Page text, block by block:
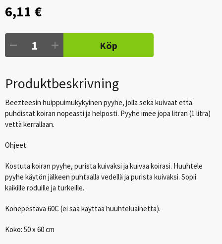
6,11 €
Köp
Produktbeskrivning
Beezteesin huippuimukykyinen pyyhe, jolla sekä kuivaat että
puhdistat koiran nopeasti ja helposti. Pyyhe imee jopa litran (1 litra)
vettä kerrallaan.
Ohjeet:
Kostuta koiran pyyhe, purista kuivaksi ja kuivaa koirasi. Huuhtele
pyyhe käytön jälkeen puhtaalla vedellä ja purista kuivaksi. Sopii
kaikille roduille ja turkeille.
Konepestävä 60C (ei saa käyttää huuhteluainetta).
Koko: 50 x 60 cm